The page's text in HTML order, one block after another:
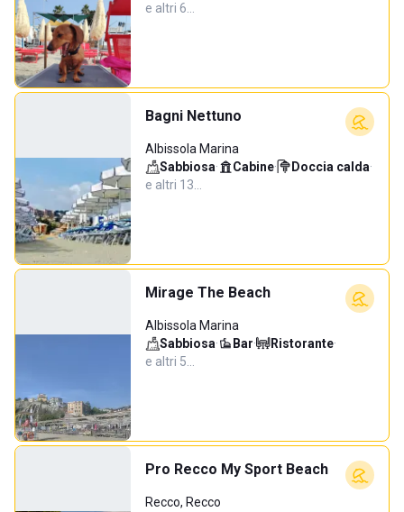
e altri 6…
Bagni Nettuno
Albissola Marina
Sabbiosa· Cabine· Doccia calda·
e altri 13…
Mirage The Beach
Albissola Marina
Sabbiosa· Bar· Ristorante·
e altri 5…
Pro Recco My Sport Beach
Recco, Recco